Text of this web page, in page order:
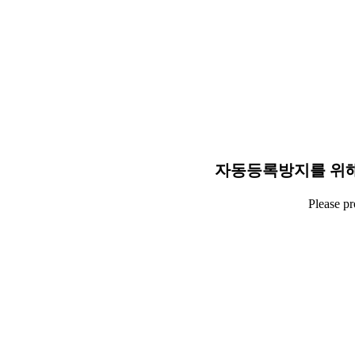
자동등록방지를 위
Please